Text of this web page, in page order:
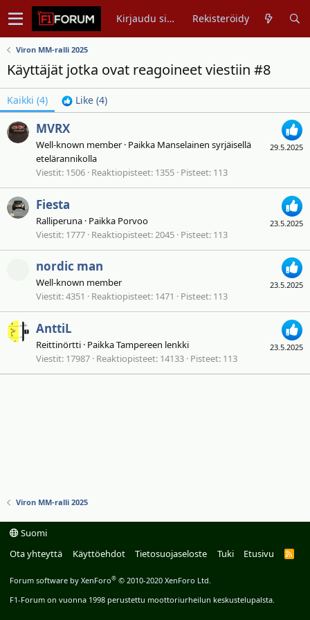
Kirjaudu sisään Rekisteröidy
Viron MM-ralli 2025
Käyttäjät jotka ovat reagoineet viestiin #8
Kaikki (4) Like (4)
29.5.2025
MVRX
Well-known member · Paikka Manselainen syrjäisellä
etelärannikolla
Viestit 1506 Reaktiopisteet 1355 Pisteet 113
23.5.2025
Fiesta
Ralliperuna · Paikka Porvoo
Viestit 1777 Reaktiopisteet 2045 Pisteet 113
23.5.2025
nordic man
Well-known member
Viestit 4351 Reaktiopisteet 1471 Pisteet 113
23.5.2025
AnttiL
Reittinörtti · PaikkaTampereen lenkki
Viestit 17987 Reaktiopisteet 14133 Pisteet 113
Viron MM-ralli 2025
Suomi
Ota yhteyttä
Käyttöehdot Tietosuojaseloste Tuki Etusivu
R
Forum software by XenForo® © 2010-2020 XenForo Ltd.
F1-Forum on vuonna 1998 perustettu moottoriurheilun keskustelupalsta.